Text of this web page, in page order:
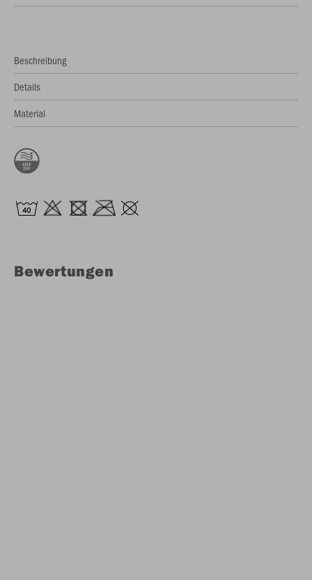
Beschreibung
Details
Material
Bewertungen